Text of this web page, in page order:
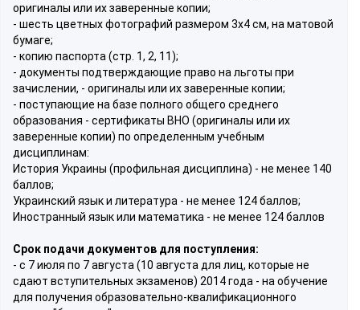
оригиналы или их заверенные копии;
- шесть цветных фотографий размером 3х4 см, на матовой
бумаге;
- копию паспорта (стр. 1, 2, 11);
- документы подтверждающие право на льготы при
зачислении, - оригиналы или их заверенные копии;
- поступающие на базе полного общего среднего
образования - сертификаты ВНО (оригиналы или их
заверенные копии) по определенным учебным
дисциплинам:
История Украины (профильная дисциплина) - не менее 140
баллов;
Украинский язык и литература - не менее 124 баллов;
Иностранный язык или математика - не менее 124 баллов
Срок подачи документов для поступления:
- с 7 июля по 7 августа (10 августа для лиц, которые не
сдают вступительных экзаменов) 2014 года - на обучение
для получения образовательно-квалификационного